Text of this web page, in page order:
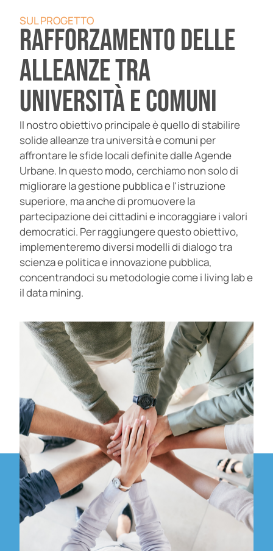
SUL PROGETTO
Rafforzamento delle
alleanze tra
università e comuni
Il nostro obiettivo principale è quello di stabilire
solide alleanze tra università e comuni per
affrontare le sfide locali definite dalle Agende
Urbane. In questo modo, cerchiamo non solo di
migliorare la gestione pubblica e l'istruzione
superiore, ma anche di promuovere la
partecipazione dei cittadini e incoraggiare i valori
democratici. Per raggiungere questo obiettivo,
implementeremo diversi modelli di dialogo tra
scienza e politica e innovazione pubblica,
concentrandoci su metodologie come i living lab e
il data mining.